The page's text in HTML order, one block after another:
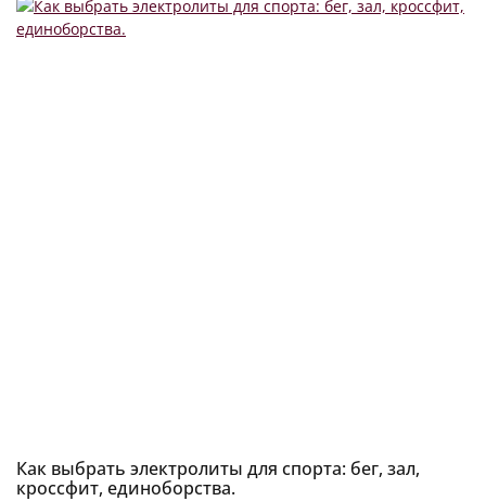
Как выбрать электролиты для спорта: бег, зал,
кроссфит, единоборства.